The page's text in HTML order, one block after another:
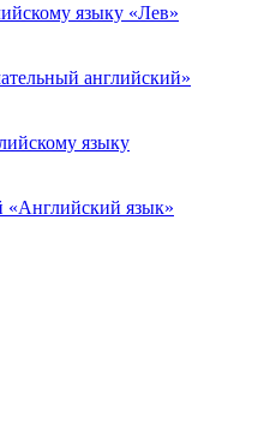
языку «Лев»
английский»
языку
язык»